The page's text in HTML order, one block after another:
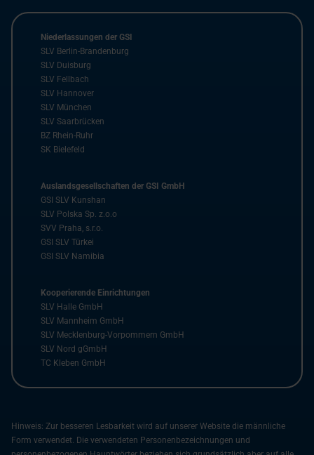
Niederlassungen der GSI
SLV Berlin-Brandenburg
SLV Duisburg
SLV Fellbach
SLV Hannover
SLV München
SLV Saarbrücken
BZ Rhein-Ruhr
SK Bielefeld
Auslandsgesellschaften der GSI GmbH
GSI SLV Kunshan
SLV Polska Sp. z.o.o
SVV Praha, s.r.o.
GSI SLV Türkei
GSI SLV Namibia
Kooperierende Einrichtungen
SLV Halle GmbH
SLV Mannheim GmbH
SLV Mecklenburg-Vorpommern GmbH
SLV Nord gGmbH
TC Kleben GmbH
Hinweis: Zur besseren Lesbarkeit wird auf unserer Website die männliche
Form verwendet. Die verwendeten Personenbezeichnungen und